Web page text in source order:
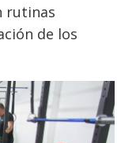
rutinas
de los